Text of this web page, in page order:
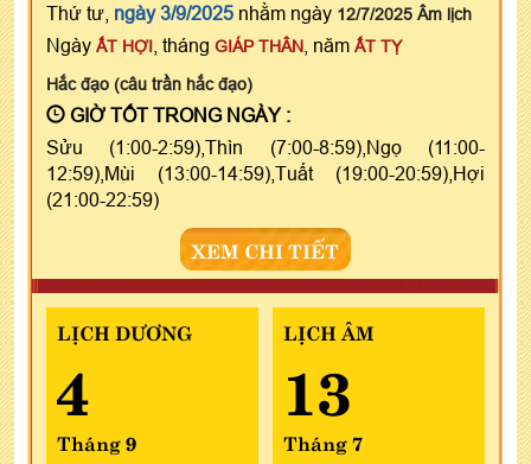
Thứ tư, ngày 3/9/2025 nhằm ngày 12/7/2025 Âm lịch
Ngày ẤT HỢI , tháng GIÁP THÂN , năm ẤT TỴ
Hắc đạo (câu trần hắc đạo)
GIỜ TỐT TRONG NGÀY :
Sửu (1:00-2:59),Thìn (7:00-8:59),Ngọ (11:00-
12:59),Mùi (13:00-14:59),Tuất (19:00-20:59),Hợi
(21:00-22:59)
XEM CHI TIẾT
LỊCH DƯƠNG
4
Tháng 9
LỊCH ÂM
13
Tháng 7